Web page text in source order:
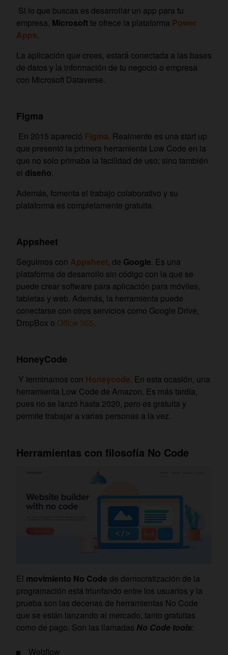
Si lo que buscas es desarrollar un app para tu
empresa, Microsoftte ofrece la plataforma Power
Apps.
La aplicación que crees, estará conectada a las bases
de datos y la información de tu negocio o empresa
con Microsoft Dataverse.
Figma
En 2015 apareció Figma. Realmente es una start up
que presentó la primera herramienta Low Code en la
que no solo primaba la facilidad de uso; sino también
el diseño.
Además, fomenta el trabajo colaborativo y su
plataforma es completamente gratuita.
Appsheet
Seguimos con Appsheet, de Google. Es una
plataforma de desarrollo sin código con la que se
puede crear software para aplicación para móviles,
tabletas y web. Además, la herramienta puede
conectarse con otros servicios como Google Drive,
DropBox o Office 365.
HoneyCode
Y terminamos con Honeycode. En esta ocasión, una
herramienta Low Code de Amazon. Es más tardía,
pues no se lanzó hasta 2020, pero es gratuita y
permite trabajar a varias personas a la vez.
Herramientas con filosofía No Code
El movimiento No Code de democratización de la
programación está triunfando entre los usuarios y la
prueba son las decenas de herramientas No Code
que se están lanzando al mercado, tanto gratuitas
como de pago. Son las llamadas No Code tools:
Webflow